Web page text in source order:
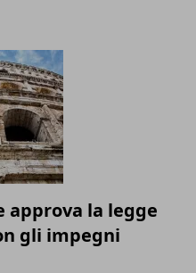
approva la legge
gli impegni